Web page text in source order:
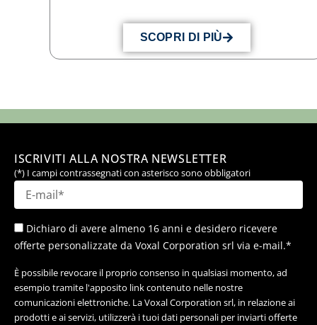
SCOPRI DI PIÙ
ISCRIVITI ALLA NOSTRA NEWSLETTER
(*) I campi contrassegnati con asterisco sono obbligatori
Dichiaro di avere almeno 16 anni e desidero ricevere
offerte personalizzate da Voxal Corporation srl via e-mail.*
È possibile revocare il proprio consenso in qualsiasi momento, ad
esempio tramite l'apposito link contenuto nelle nostre
comunicazioni elettroniche. La Voxal Corporation srl, in relazione ai
prodotti e ai servizi, utilizzerà i tuoi dati personali per inviarti offerte